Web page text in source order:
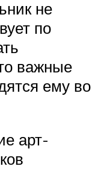
не
по
важные
ему во
арт-